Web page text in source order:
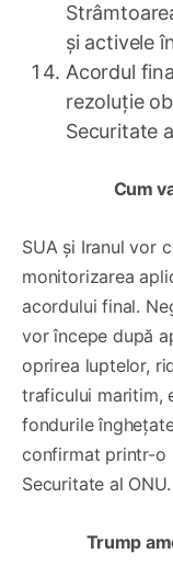
și activele
Acordul
rezoluție
Securitate
Cum
SUA și Iranul vor
monitorizarea
acordului final.
vor începe după
oprirea luptelor,
traficului maritim,
fondurile
confirmat printr-o
Securitate al ONU.
Trump